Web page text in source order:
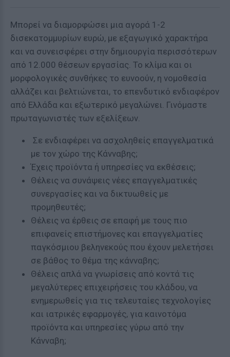
Μπορεί να διαμορφώσει μια αγορά 1-2
δισεκατομμυρίων ευρώ, με εξαγωγικό χαρακτήρα
και να συνεισφέρει στην δημιουργία περισσότερων
από 12.000 θέσεων εργασίας. Το κλίμα και οι
μορφολογικές συνθήκες το ευνοούν, η νομοθεσία
αλλάζει και βελτιώνεται, το επενδυτικό ενδιαφέρον
από Ελλάδα και εξωτερικό μεγαλώνει. Γινόμαστε
πρωταγωνιστές των εξελίξεων.
Σε ενδιαφέρει να ασχοληθείς επαγγελματικά
με τον χώρο της Κάνναβης;
Έχεις προϊόντα ή υπηρεσίες να εκθέσεις;
Θέλεις να συνάψεις νέες επαγγελματικές
συνεργασίες και να δικτυωθείς με
προμηθευτές;
Θέλεις να έρθεις σε επαφή με τους πιο
επιφανείς επιστήμονες και επαγγελματίες
παγκόσμιου βεληνεκούς που έχουν μελετήσει
σε βάθος το θέμα της κάνναβης;
Θέλεις απλά να γνωρίσεις από κοντά τις
μεγαλύτερες επιχειρήσεις του κλάδου, να
ενημερωθείς για τις τελευταίες τεχνολογίες
και ιατρικές εφαρμογές, για καινοτόμα
προϊόντα και υπηρεσίες γύρω από την
Κάνναβη;